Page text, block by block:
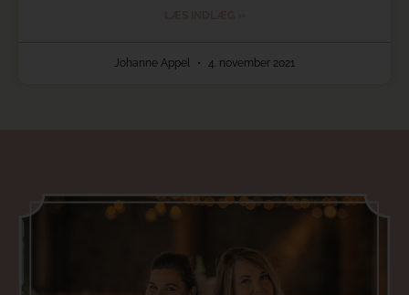
Johanne Appel 4. november 2021